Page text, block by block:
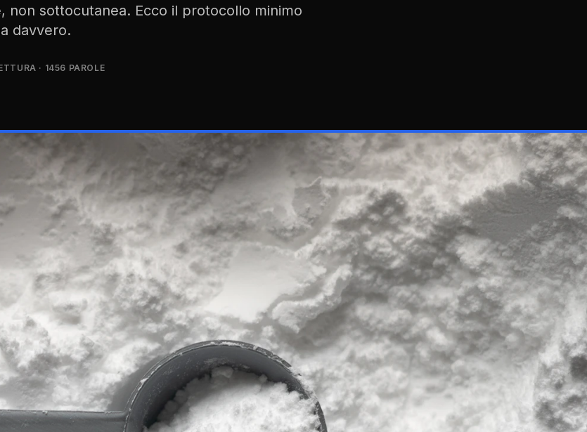
non sottocutanea. Ecco il protocollo minimo
davvero.
· 1456 PAROLE